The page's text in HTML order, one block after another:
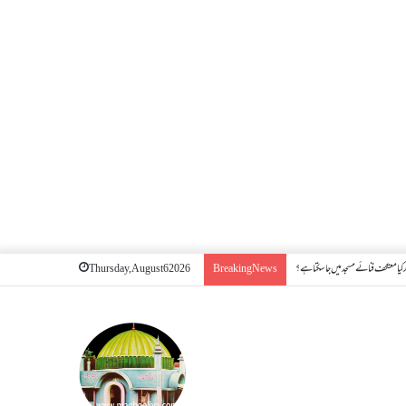
Thursday, August 6 2026 Breaking News معتکف فنائے مسجد میں جا سکتا ہے؟